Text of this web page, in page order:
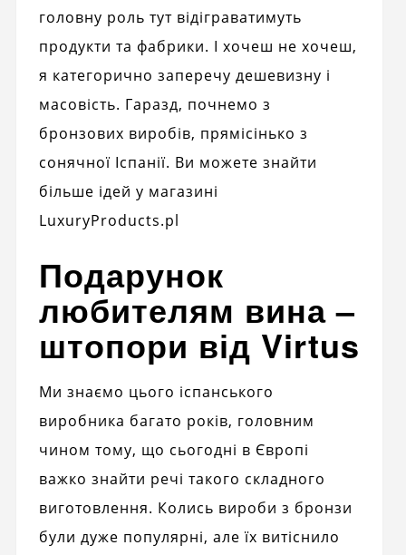
головну роль тут відіграватимуть
продукти та фабрики. І хочеш не хочеш,
я категорично заперечу дешевизну і
масовість. Гаразд, почнемо з
бронзових виробів, прямісінько з
сонячної Іспанії. Ви можете знайти
більше ідей у ​​магазині
LuxuryProducts.pl
Подарунок
любителям вина –
штопори від Virtus
Ми знаємо цього іспанського
виробника багато років, головним
чином тому, що сьогодні в Європі
важко знайти речі такого складного
виготовлення. Колись вироби з бронзи
були дуже популярні, але їх витіснило